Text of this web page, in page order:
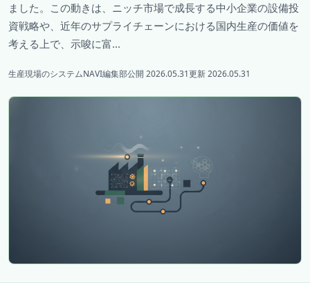
ました。この動きは、ニッチ市場で成長する中小企業の設備投
資戦略や、近年のサプライチェーンにおける国内生産の価値を
考える上で、示唆に富...
生産現場のシステムNAVI編集部公開 2026.05.31更新 2026.05.31